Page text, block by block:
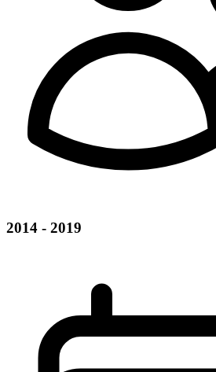
2014 - 2019